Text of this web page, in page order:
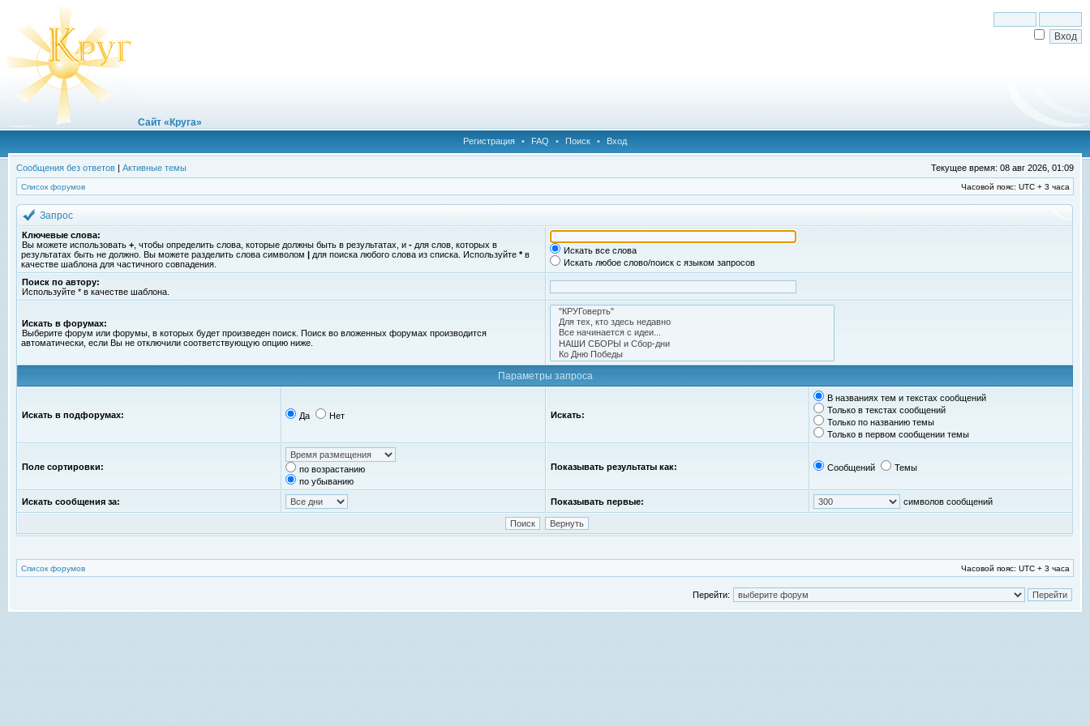
Сайт «Круга»
Регистрация • FAQ • Поиск • Вход
Сообщения без ответов | Активные темы Текущее время: 08 авг 2026, 01:09
Список форумов Часовой пояс: UTC + 3 часа
Запрос
Ключевые слова:
Вы можете использовать + , чтобы определить слова, которые должны быть в результатах, и - для слов, которых в
результатах быть не должно. Вы можете разделить слова символом | для поиска любого слова из списка. Используйте *в
качестве шаблона для частичного совпадения.
Искать все слова
Искать любое слово/поиск с языком запросов
Поиск по автору:
Используйте * в качестве шаблона.
Искать в форумах:
Выберите форум или форумы, в которых будет произведен поиск. Поиск во вложенных форумах производится
автоматически, если Вы не отключили соответствующую опцию ниже.
Параметры запроса
Искать в подфорумах: Да Нет Искать:
В названиях тем и текстах сообщений
Только в текстах сообщений
Только по названию темы
Только в первом сообщении темы
Поле сортировки:
по возрастанию
по убыванию
Показывать результаты как: Сообщений Темы
Искать сообщения за: Показывать первые: символов сообщений
Список форумов Часовой пояс: UTC + 3 часа
Перейти: